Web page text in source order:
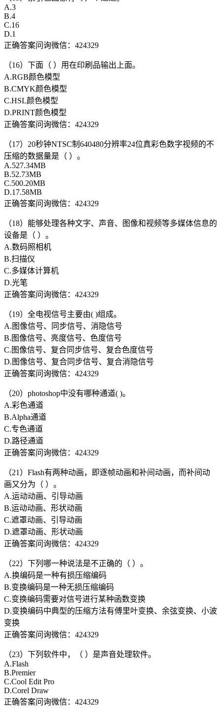
A.3
B.4
C.16
D.1
正确答案问询微信：424329
（16）下面（ ）用在印刷品输出上面。
A.RGB颜色模型
B.CMYK颜色模型
C.HSL颜色模型
D.PRINT颜色模型
正确答案问询微信：424329
（17）20秒钟NTSC制640480分辨率24位真彩色数字视频的不
压缩的数据量是（ ）。
A.527.34MB
B.52.73MB
C.500.20MB
D.17.58MB
正确答案问询微信：424329
（18）能够处理各种文字、声音、图像和视频等多媒体信息的
设备是（ ）。
A.数码照相机
B.扫描仪
C.多媒体计算机
D.光笔
正确答案问询微信：424329
（19）全电视信号主要由( )组成。
A.图像信号、同步信号、消隐信号
B.图像信号、亮度信号、色度信号
C.图像信号、复合同步信号、复合色度信号
D.图像信号、复合同步信号、复合消隐信号
正确答案问询微信：424329
（20）photoshop中没有哪种通道( )。
A.彩色通道
B.Alpha通道
C.专色通道
D.路径通道
正确答案问询微信：424329
（21）Flash有两种动画，即逐帧动画和补间动画，而补间动
画又分为（ ）。
A.运动动画、引导动画
B.运动动画、形状动画
C.遮罩动画、引导动画
D.遮罩动画、形状动画
正确答案问询微信：424329
（22）下列哪一种说法是不正确的（ ）。
A.换编码是一种有损压缩编码
B.变换编码是一种无损压缩编码
C.变换编码需要对信号进行某种函数变换
D.变换编码中典型的压缩方法有傅里叶变换、余弦变换、小波
变换
正确答案问询微信：424329
（23）下列软件中，（ ）是声音处理软件。
A.Flash
B.Premier
C.Cool Edit Pro
D.Corel Draw
正确答案问询微信：424329